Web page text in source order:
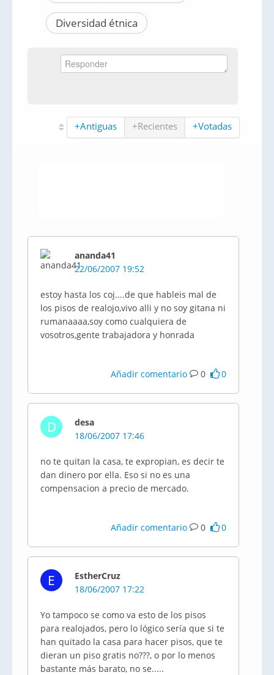
Diversidad étnica
+Antiguas +Recientes +Votadas
ananda41
22/06/2007 19:52
estoy hasta los coj....de que hableis mal de
los pisos de realojo,vivo alli y no soy gitana ni
rumanaaaa,soy como cualquiera de
vosotros,gente trabajadora y honrada
Añadir comentario 0 0
D
desa
18/06/2007 17:46
no te quitan la casa, te expropian, es decir te
dan dinero por ella. Eso si no es una
compensacion a precio de mercado.
Añadir comentario 0 0
E
EstherCruz
18/06/2007 17:22
Yo tampoco se como va esto de los pisos
para realojados, pero lo lógico sería que si te
han quitado la casa para hacer pisos, que te
dieran un piso gratis no???, o por lo menos
bastante más barato, no se.....